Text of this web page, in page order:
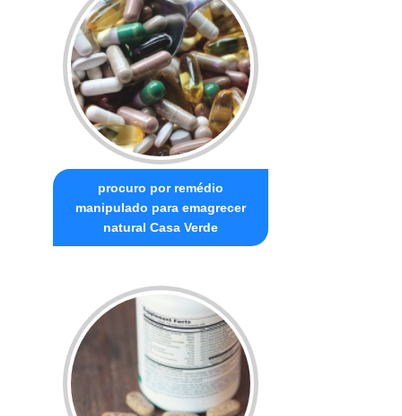
procuro por remédio
manipulado para emagrecer
natural Casa Verde